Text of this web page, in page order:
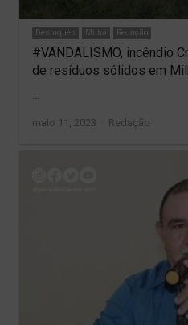
Destaques Milhã Redação
#VANDALISMO, incêndio
de resíduos sólidos em
…
maio 11, 2023 Author
Redação